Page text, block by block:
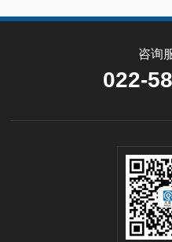
咨询
022-